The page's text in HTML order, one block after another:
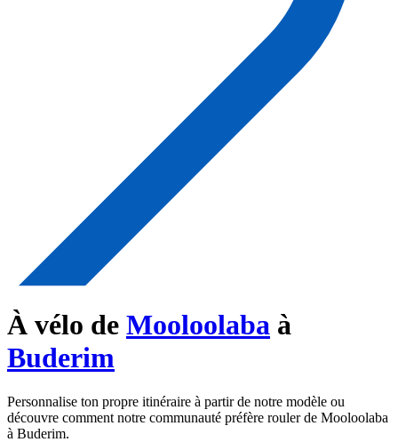
À vélo de Mooloolaba à
Buderim
Personnalise ton propre itinéraire à partir de notre modèle ou
découvre comment notre communauté préfère rouler de Mooloolaba
à Buderim.